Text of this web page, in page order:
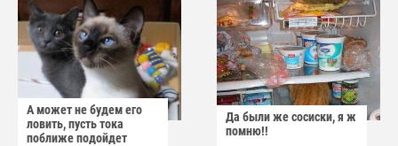
А может не будем его
ловить, пусть тока
поближе подойдет
Да были же сосиски, я ж
помню!!